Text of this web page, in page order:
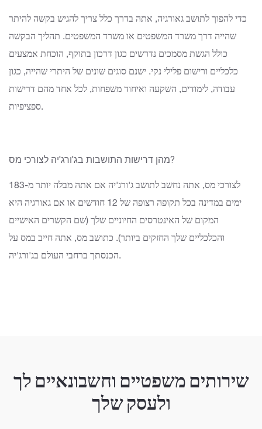
כדי להפוך לתושב גאורגיה, אתה בדרך כלל צריך להגיש בקשה להיתר
שהייה דרך משרד המשפטים או משרד המשפטים. תהליך הבקשה
כולל הגשת מסמכים נדרשים כגון דרכון בתוקף, הוכחת אמצעים
כלכליים ורישום פלילי נקי. ישנם סוגים שונים של היתרי שהייה, כגון
עבודה, לימודים, השקעה ואיחוד משפחות, לכל אחד מהם דרישות
ספציפיות.
מהן דרישות התושבות בג'ורג'יה לצורכי מס?
לצורכי מס, אתה נחשב לתושב ג'ורג'יה אם אתה מבלה יותר מ-183
ימים במדינה בכל תקופה רצופה של 12 חודשים או אם גאורגיה היא
המקום של האינטרסים החיוניים שלך (שם הקשרים האישיים
והכלכליים שלך החזקים ביותר). כתושב מס, אתה חייב במס על
הכנסתך ברחבי העולם בג'ורג'יה.
שירותים משפטיים וחשבונאיים לך
ולעסק שלך